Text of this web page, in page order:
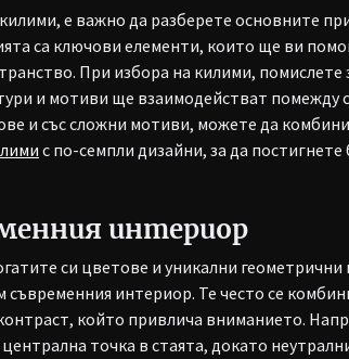
е важно да разберете основните
са ключови елементи, които ще ви
При избора на килими, помислете
и мотиви ще взаимодействат помежду
и със сложни мотиви, можете да
с по-семпли дизайни, за да постигнете
интериор
си цветове и уникални
интериор. Те често се
който привлича вниманието.
точка в стаята, докато